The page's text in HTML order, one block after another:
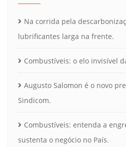
Na corrida pela
lubrificantes larga na frente.
Combustíveis: o elo invisível
Augusto Salomon é o novo
Sindicom.
Combustíveis: entenda a
sustenta o negócio no País.